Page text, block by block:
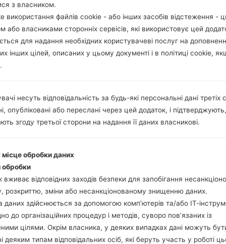
з власником.
використання файлів cookie - або інших засобів відстеження -
або власниками сторонніх сервісів, які використовує цей
для надання необхідних користувачеві послуг на
інших цілей, описаних у цьому документі і в політиці cookie,
несуть відповідальність за будь-які персональні дані третіх
опубліковані або переслані через цей додаток, і
згоду третьої сторони на надання її даних власникові.
місце обробки даних
вживає відповідних заходів безпеки для запобігання
розкриттю, зміни або несанкціонованому знищенню даних.
даних здійснюється за допомогою комп’ютерів та/або ІТ-
до організаційних процедур і методів, суворо пов’язаних із
цілями. Окрім власника, у деяких випадках дані можуть
деяким типам відповідальних осіб, які беруть участь у роботі